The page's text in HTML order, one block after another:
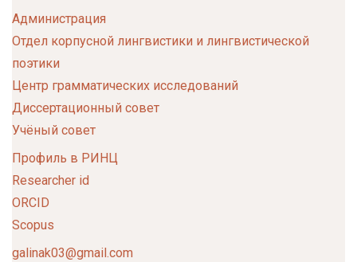
Администрация
Отдел корпусной лингвистики и лингвистической
поэтики
Центр грамматических исследований
Диссертационный совет
Учёный совет
Профиль в РИНЦ
Researcher id
ORCID
Scopus
galinak03@gmail.com